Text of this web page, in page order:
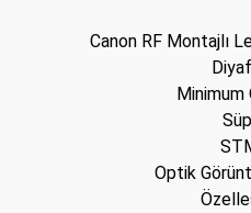
Canon RF Montajlı
Optik